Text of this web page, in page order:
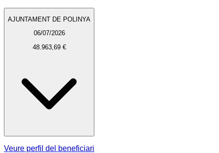
AJUNTAMENT DE POLINYA
06/07/2026
48.963,69 €
Veure perfil del beneficiari